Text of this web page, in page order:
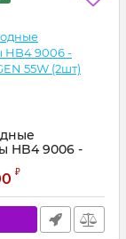
HB4 9006 -
₽